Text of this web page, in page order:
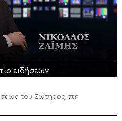
ειδήσεων
του Σωτήρος στη